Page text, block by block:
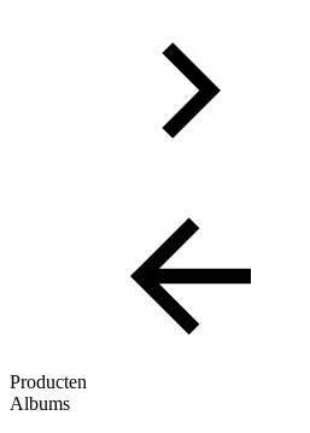
Producten
Albums